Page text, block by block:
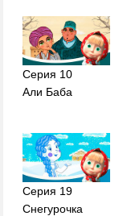
Серия 10
Али Баба
Серия 19
Снегурочка